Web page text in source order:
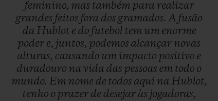
feminino, mas também para realizar
grandes feitos fora dos gramados. A fusão
da Hublot e do futebol tem um enorme
poder e, juntos, podemos alcançar novas
alturas, causando um impacto positivo e
duradouro na vida das pessoas em todo o
mundo. Em nome de todos aqui na Hublot,
tenho o prazer de desejar às jogadoras,